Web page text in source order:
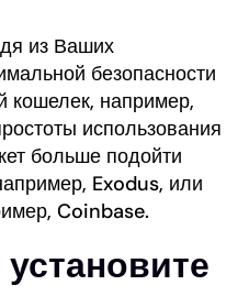
из Ваших
безопасности
кошелек, например,
использования
больше подойти
Exodus, или
Coinbase.